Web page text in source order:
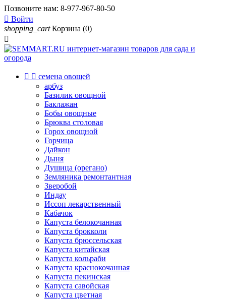
Позвоните нам: 8-977-967-80-50
 Войти
shopping_cart Корзина (0)

  семена овощей
арбуз
Базилик овощной
Баклажан
Бобы овощные
Брюква столовая
Горох овощной
Горчица
Дайкон
Дыня
Душица (орегано)
Земляника ремонтантная
Зверобой
Индау
Иссоп лекарственный
Кабачок
Капуста белокочанная
Капуста брокколи
Капуста брюссельская
Капуста китайская
Капуста кольраби
Капуста краснокочанная
Капуста пекинская
Капуста савойская
Капуста цветная